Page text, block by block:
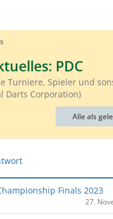
PDC
Turniere, Spieler und
Darts Corporation)
Alle als
Finals 2023
27.